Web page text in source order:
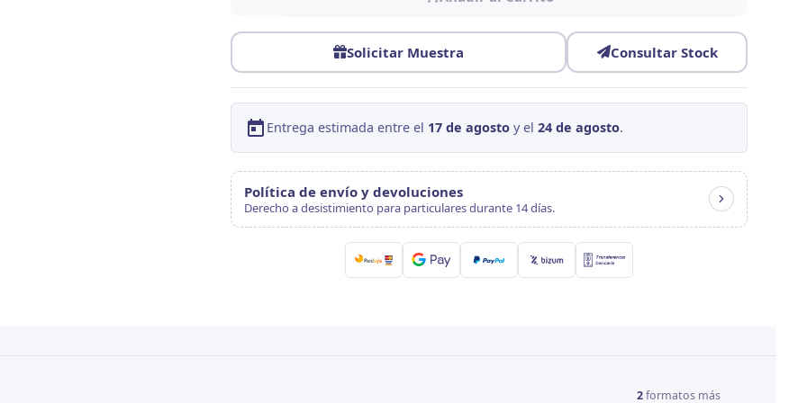
Solicitar Muestra Consultar Stock
Entrega estimada entre el 17 de agostoy el 24 de agosto.
Política de envío y devoluciones
Derecho a desistimiento para particulares durante 14 días.
2formatos más